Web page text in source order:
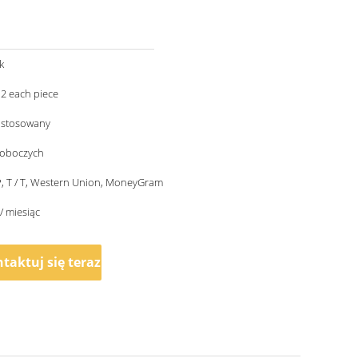
US 0.1-0.12 each piece
T / T, Western Union, MoneyGram
miesiąc
się teraz